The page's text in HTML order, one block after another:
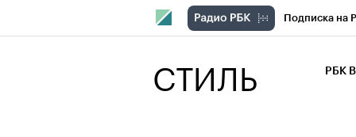
Подписка на
СТИЛЬ РБК